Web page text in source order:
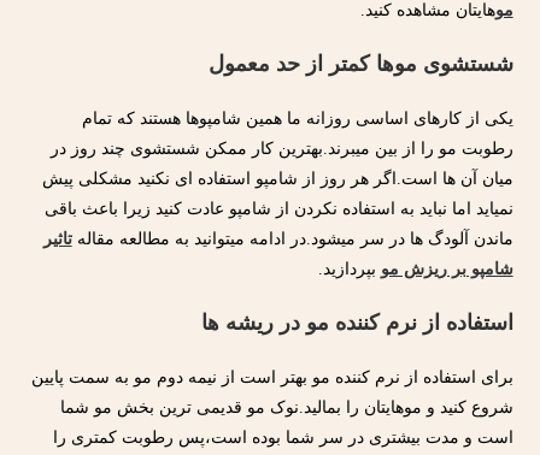
موهایتان مشاهده کنید.
شستشوی موها کمتر از حد معمول
یکی از کارهای اساسی روزانه ما همین شامپوها هستند که تمام
رطوبت مو را از بین میبرند.بهترین کار ممکن شستشوی چند روز در
میان آن ها است.اگر هر روز از شامپو استفاده ای نکنید مشکلی پیش
نمیاید اما نباید به استفاده نکردن از شامپو عادت کنید زیرا باعث باقی
ماندن آلودگ ها در سر میشود.در ادامه میتوانید به مطالعه مقالهتاثیر
شامپو بر ریزش مو بپردازید.
استفاده از نرم کننده مو در ریشه ها
برای استفاده از نرم کننده مو بهتر است از نیمه دوم مو به سمت پایین
شروع کنید و موهایتان را بمالید.نوک مو قدیمی ترین بخش مو شما
است و مدت بیشتری در سر شما بوده است،پس رطوبت کمتری را